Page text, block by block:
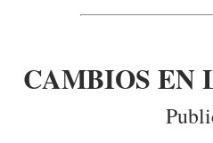
CAMBIOS EN